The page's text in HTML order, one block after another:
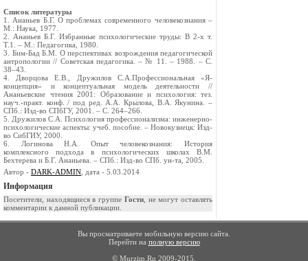
Список литературы
1. Ананьев Б.Г. О проблемах современного человекознания –
М.: Наука, 1977.
2. Ананьев Б.Г. Избранные психологические труды: В 2-х т.
Т.1. – М.: Педагогика, 1980.
3. Бим-Бад Б.М. О перспективах возрождения педагогической
антропологии // Советская педагогика. – № 11. – 1988. – С.
38–43.
4. Дворцова Е.В., Дружилов С.А.Профессиональная «Я-
концепция» и концептуальная модель деятельности //
Ананьевские чтения 2001: Образование и психология: тез.
науч.-практ. конф. / под ред. А.А. Крылова, В.А. Якунина. –
СПб.: Изд-во СПбГУ, 2001. – С. 264–266.
5. Дружилов С.А. Психология профессионализма: инженерно-
психологические аспекты: учеб. пособие. – Новокузнецк: Изд-
во СибГИУ, 2000.
6. Логинова Н.А. Опыт человекознания: История
комплексного подхода в психологических школах В.М.
Бехтерева и Б.Г. Ананьева. – СПб.: Изд-во СПб. ун-та, 2005.
Автор - DARK-ADMIN , дата - 5.03.2014
Информация
Посетители, находящиеся в группе Гости, не могут оставлять
комментарии к данной публикации.
Вы просматриваете мобильную версию сайта.
Перейти на полную версию
© Murzim.Ru 2009-2015.